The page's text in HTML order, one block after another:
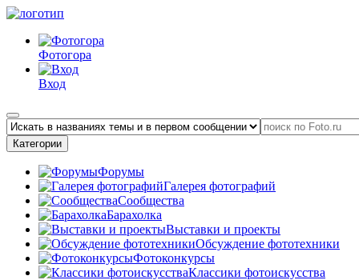
Фотогора
Вход
Категории
Форумы
Галерея фотографий
Сообщества
Барахолка
Выставки и проекты
Обсуждение фототехники
Фотоконкурсы
Классики фотоискусства